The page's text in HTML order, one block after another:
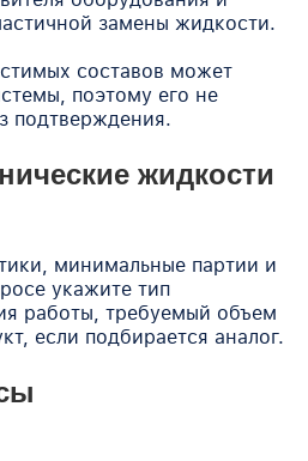
замены жидкости.
составов может
поэтому его не
подтверждения.
жидкости
минимальные партии и
укажите тип
работы, требуемый объем
если подбирается аналог.